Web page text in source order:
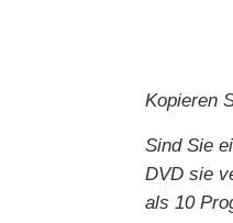
Kopieren
Sind Sie
DVD sie
als 10